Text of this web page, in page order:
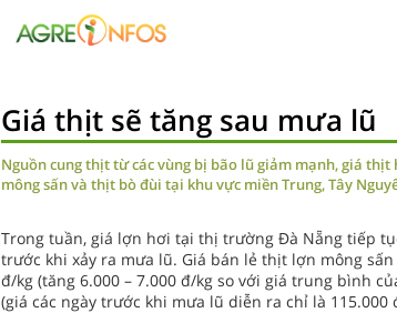
Giá thịt sẽ tăng sau mưa lũ
Nguồn cung thịt từ các vùng bị bão lũ giảm mạnh, giá
mông sấn và thịt bò đùi tại khu vực miền Trung, Tây
Trong tuần, giá lợn hơi tại thị trường Đà Nẵng tiếp
trước khi xảy ra mưa lũ. Giá bán lẻ thịt lợn mông
đ/kg (tăng 6.000 – 7.000 đ/kg so với giá trung bình
(giá các ngày trước khi mưa lũ diễn ra chỉ là 115.000